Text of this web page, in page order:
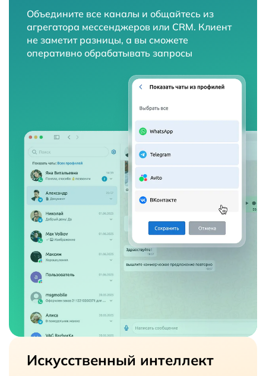
Объедините все каналы и общайтесь из
агрегатора мессенджеров или CRM. Клиент
не заметит разницы, а вы сможете
оперативно обрабатывать запросы
Искусственный интеллект